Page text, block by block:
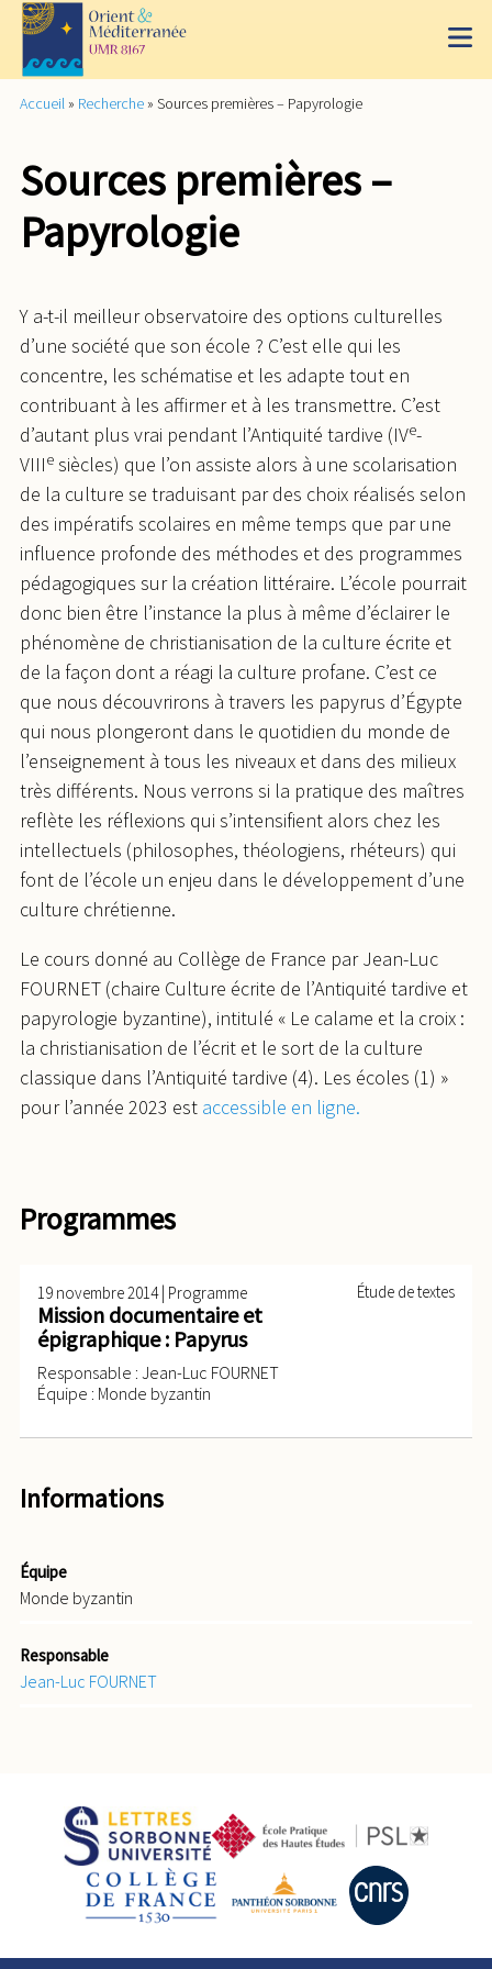
Accueil » Recherche » Sources premières – Papyrologie
Sources premières –
Papyrologie
Y a-t-il meilleur observatoire des options culturelles
d’une société que son école ? C’est elle qui les
concentre, les schématise et les adapte tout en
contribuant à les affirmer et à les transmettre. C’est
d’autant plus vrai pendant l’Antiquité tardive (IVe-
VIIIe siècles) que l’on assiste alors à une scolarisation
de la culture se traduisant par des choix réalisés selon
des impératifs scolaires en même temps que par une
influence profonde des méthodes et des programmes
pédagogiques sur la création littéraire. L’école pourrait
donc bien être l’instance la plus à même d’éclairer le
phénomène de christianisation de la culture écrite et
de la façon dont a réagi la culture profane. C’est ce
que nous découvrirons à travers les papyrus d’Égypte
qui nous plongeront dans le quotidien du monde de
l’enseignement à tous les niveaux et dans des milieux
très différents. Nous verrons si la pratique des maîtres
reflète les réflexions qui s’intensifient alors chez les
intellectuels (philosophes, théologiens, rhéteurs) qui
font de l’école un enjeu dans le développement d’une
culture chrétienne.
Le cours donné au Collège de France par Jean-Luc
FOURNET (chaire Culture écrite de l’Antiquité tardive et
papyrologie byzantine), intitulé « Le calame et la croix :
la christianisation de l’écrit et le sort de la culture
classique dans l’Antiquité tardive (4). Les écoles (1) »
pour l’année 2023 est accessible en ligne.
Programmes
19 novembre 2014| Programme
Mission documentaire et
épigraphique : Papyrus
Responsable : Jean-Luc FOURNET
Équipe : Monde byzantin
Étude de textes
Informations
Équipe
Monde byzantin
Responsable
Jean-Luc FOURNET